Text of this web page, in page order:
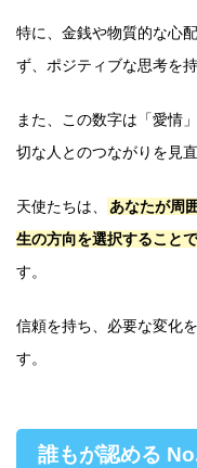
特に、金銭や物質的な心
ず、ポジティブな思考を
また、この数字は「愛情
切な人とのつながりを見
天使たちは、
あなたが周
生の方向を選択すること
す。
信頼を持ち、必要な変化
す。
誰もが認める